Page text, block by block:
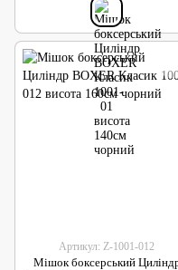
Артикул: Z-1001-012
Мішок боксерський